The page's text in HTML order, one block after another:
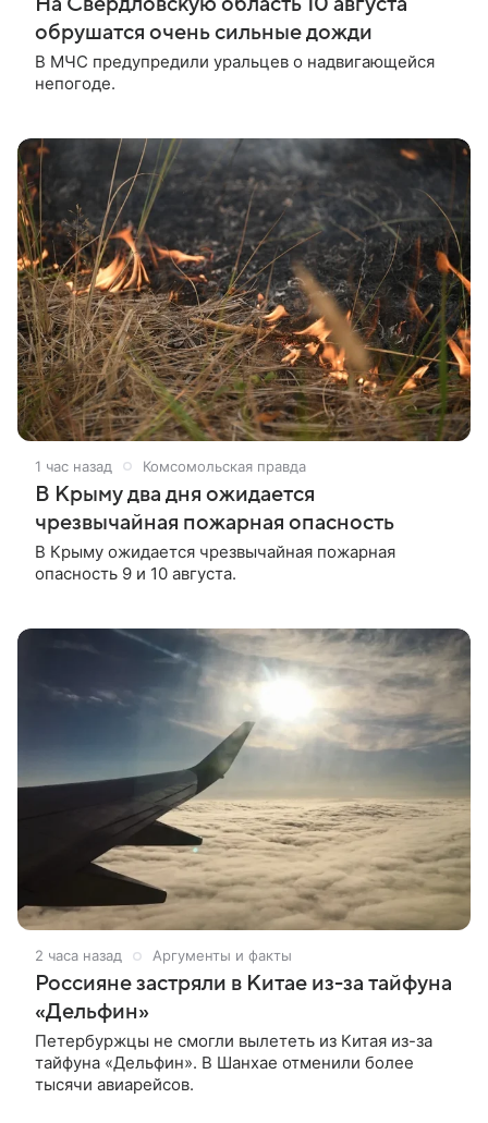
обрушатся очень сильные дожди
В МЧС предупредили уральцев о надвигающейся
непогоде.
1 час назад Комсомольская правда
В Крыму два дня ожидается
чрезвычайная пожарная опасность
В Крыму ожидается чрезвычайная пожарная
опасность 9 и 10 августа.
2 часа назад Аргументы и факты
Россияне застряли в Китае из-за тайфуна
«Дельфин»
Петербуржцы не смогли вылететь из Китая из-за
тайфуна «Дельфин». В Шанхае отменили более
тысячи авиарейсов.